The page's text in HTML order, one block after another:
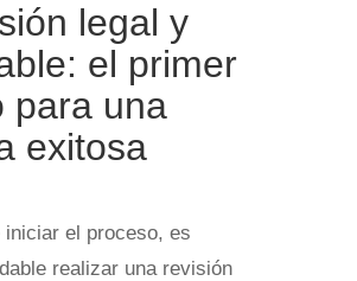
legal y
el primer
para una
exitosa
iniciar el proceso, es
realizar una revisión